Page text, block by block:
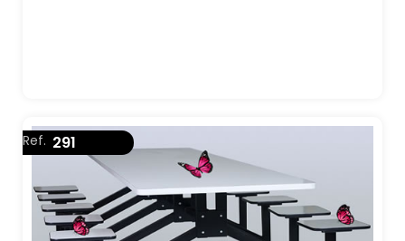
Ref. 291